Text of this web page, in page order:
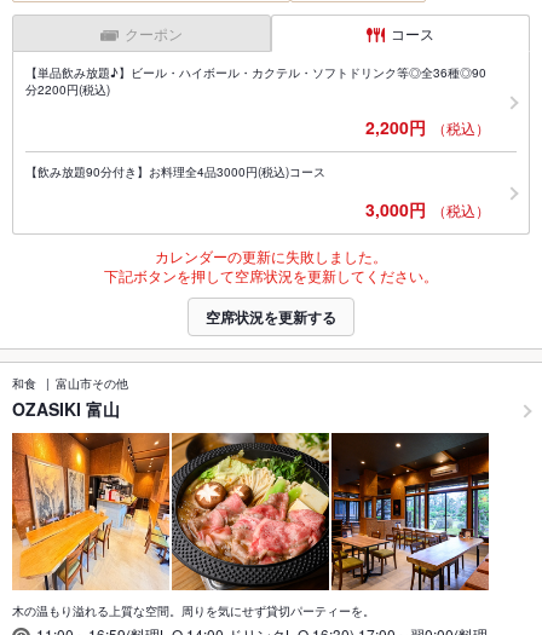
クーポン コース
【単品飲み放題♪】ビール・ハイボール・カクテル・ソフトドリンク等◎全36種◎90
分2200円(税込)
2,200円 （税込）
【飲み放題90分付き】お料理全4品3000円(税込)コース
3,000円 （税込）
カレンダーの更新に失敗しました。
下記ボタンを押して空席状況を更新してください。
空席状況を更新する
和食 富山市その他
OZASIKI 富山
木の温もり溢れる上質な空間。周りを気にせず貸切パーティーを。